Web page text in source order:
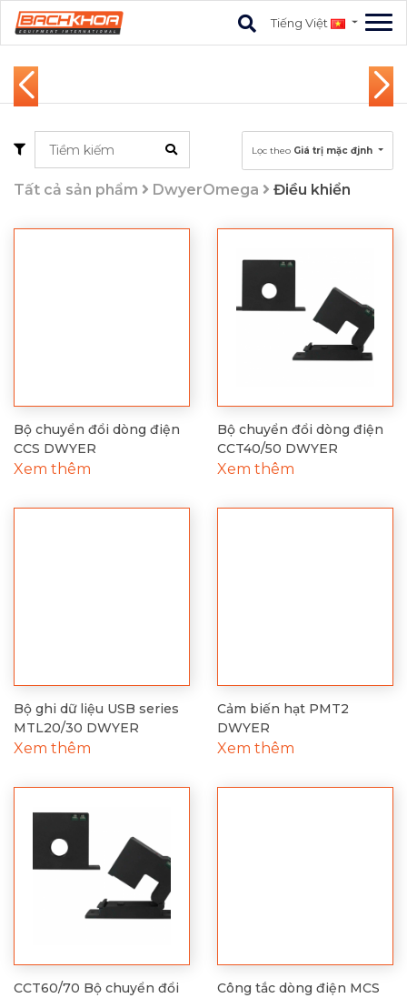
Tiếng Việt
Lọc theo Giá trị mặc đjnh
Tất cả sản phẩm DwyerOmega Điều khiển
Bộ chuyển đổi dòng điện
CCS DWYER
Xem thêm
Bộ chuyển đổi dòng điện
CCT40/50 DWYER
Xem thêm
Bộ ghi dữ liệu USB series
MTL20/30 DWYER
Xem thêm
Cảm biến hạt PMT2
DWYER
Xem thêm
CCT60/70 Bộ chuyển đổi
Công tắc dòng điện MCS